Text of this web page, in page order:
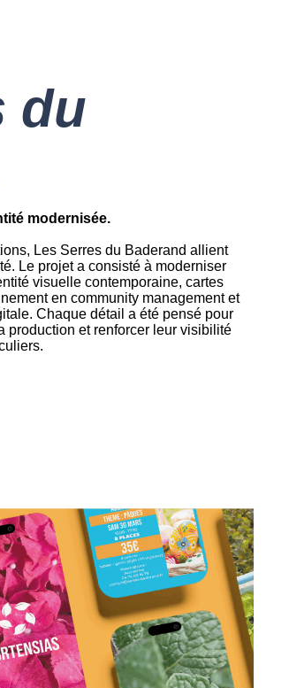
du
modernisée.
Les Serres du Baderand allient
Le projet a consisté à moderniser
visuelle contemporaine, cartes
en community management et
Chaque détail a été pensé pour
production et renforcer leur visibilité